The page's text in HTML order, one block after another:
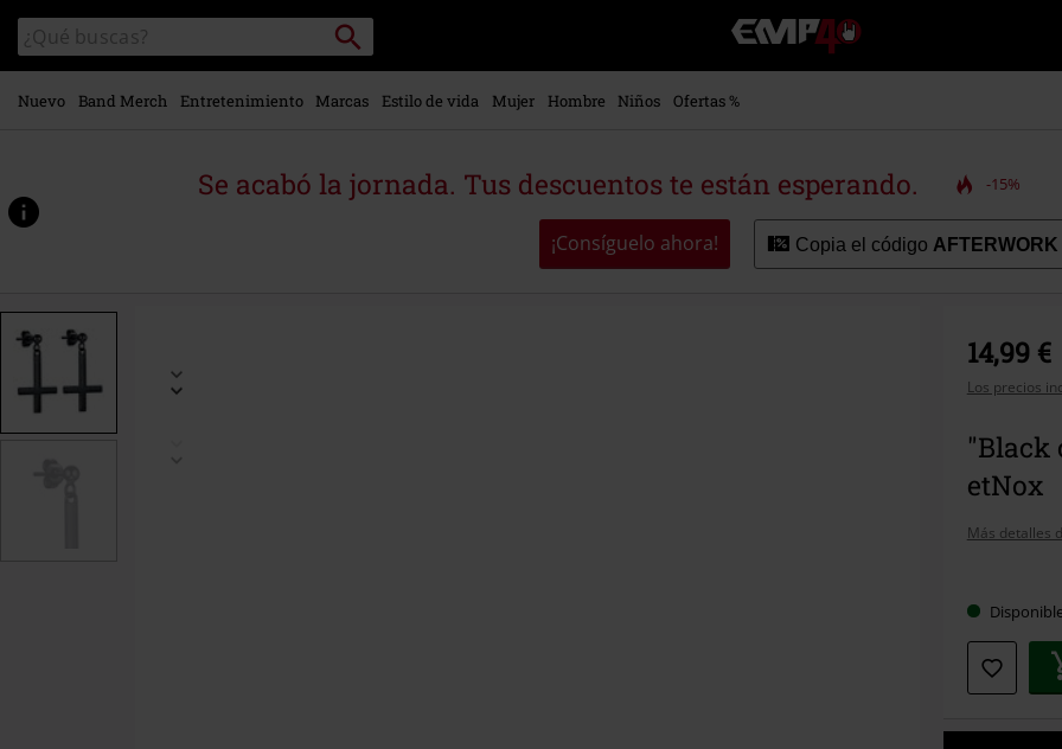
contenido
principal
Buscar
en
el
catálogo
Buscar
EMP
-
Música,
Merch
Ropa
Alternativa
Nuevo Band Merch Entretenimiento Marcas Estilo de vida Mujer Hombre Niños Ofertas %
Se acabó la jornada. Tus descuentos te están esperando. -15%
¡Consíguelo ahora! Copia el código AFTERWORK
www.emp-
p/black-
14,99 €
Los precios
"Black
etNox
Más detalles
Elige
tu
talla